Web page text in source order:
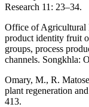
Research 11: 23–34.
Office of Agricultural
product identity fruit
groups, process
channels. Songkhla:
Omary, M., R.
plant regeneration
413.